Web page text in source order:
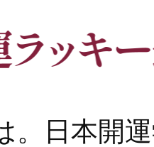
。日本開